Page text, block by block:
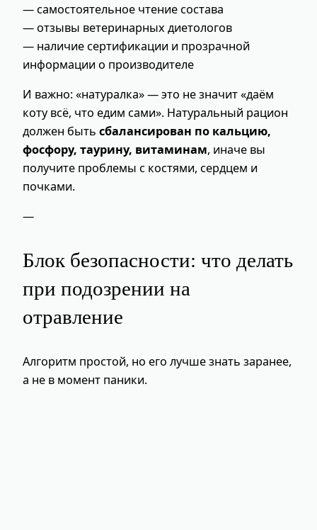
— самостоятельное чтение состава
— отзывы ветеринарных диетологов
— наличие сертификации и прозрачной
информации о производителе
И важно: «натуралка» — это не значит «даём
коту всё, что едим сами». Натуральный рацион
должен быть сбалансирован по кальцию,
фосфору, таурину, витаминам, иначе вы
получите проблемы с костями, сердцем и
почками.
—
Блок безопасности: что делать
при подозрении на
отравление
Алгоритм простой, но его лучше знать заранее,
а не в момент паники.